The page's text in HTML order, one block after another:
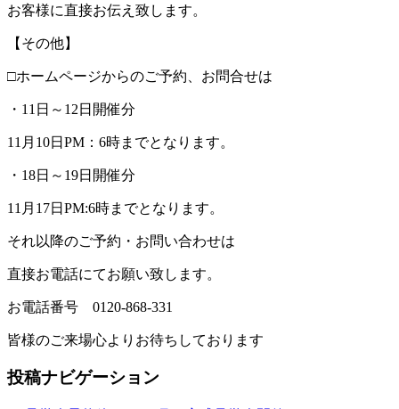
お客様に直接お伝え致します。
【その他】
□ホームページからのご予約、お問合せは
・11日～12日開催分
11月10日PM：6時までとなります。
・18日～19日開催分
11月17日PM:6時までとなります。
それ以降のご予約・お問い合わせは
直接お電話にてお願い致します。
お電話番号 0120-868-331
皆様のご来場心よりお待ちしております
投稿ナビゲーション